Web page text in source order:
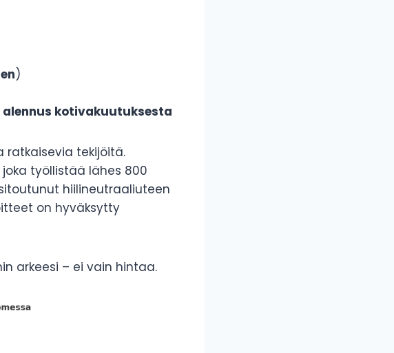
)
alennus kotivakuutuksesta
ratkaisevia tekijöitä.
työllistää lähes 800
hiilineutraaliuteen
on hyväksytty
arkeesi – ei vain hintaa.